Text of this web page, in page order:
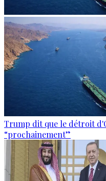
Trump dit que le détroit
“prochainement”